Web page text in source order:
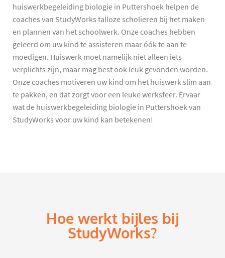
huiswerkbegeleiding biologie in Puttershoek helpen de
coaches van StudyWorks talloze scholieren bij het maken
en plannen van het schoolwerk. Onze coaches hebben
geleerd om uw kind te assisteren maar óók te aan te
moedigen. Huiswerk moet namelijk niet alleen iets
verplichts zijn, maar mag best ook leuk gevonden worden.
Onze coaches motiveren uw kind om het huiswerk slim aan
te pakken, en dat zorgt voor een leuke werksfeer. Ervaar
wat de huiswerkbegeleiding biologie in Puttershoek van
StudyWorks voor uw kind kan betekenen!
Hoe werkt bijles bij
StudyWorks?